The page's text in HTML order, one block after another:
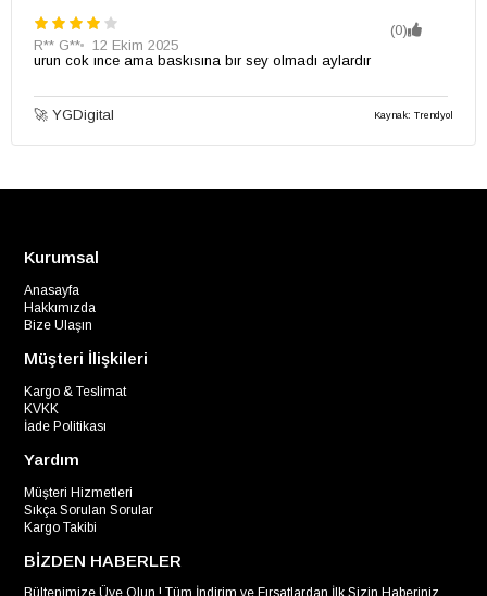
(0)
R** G**
12 Ekim 2025
urun cok ınce ama baskısına bır sey olmadı aylardır
🚀 YGDigital Kaynak: Trendyol
Kurumsal
Anasayfa
Hakkımızda
Bize Ulaşın
Müşteri İlişkileri
Kargo & Teslimat
KVKK
İade Politikası
Yardım
Müşteri Hizmetleri
Sıkça Sorulan Sorular
Kargo Takibi
BİZDEN HABERLER
Bültenimize Üye Olun ! Tüm İndirim ve Fırsatlardan İlk Sizin Haberiniz